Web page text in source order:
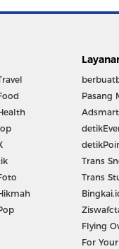
Pasang
Adsmart
Trans
Trans
Flying
For